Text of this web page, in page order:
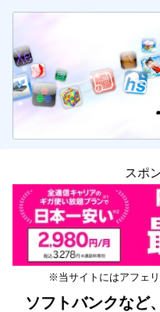
スポ
※当サイトにはアフェリ
ソフトバンクなど